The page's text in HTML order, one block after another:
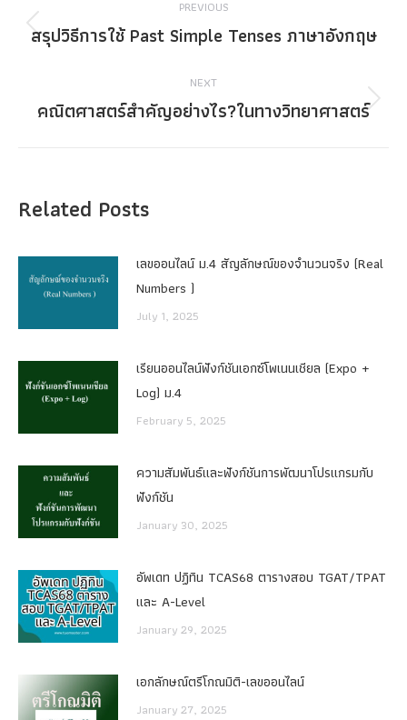
navigation
PREVIOUS
Previous
สรุปวิธีการใช้ Past Simple Tenses ภาษาอังกฤษ
NEXT
Next
คณิตศาสตร์สำคัญอย่างไร?ในทางวิทยาศาสตร์
Related Posts
เลขออนไลน์ ม.4 สัญลักษณ์ของจำนวนจริง (Real
Numbers )
July 1, 2025
เรียนออนไลน์ฟังก์ชันเอกซ์โพเนนเชียล (Expo +
Log) ม.4
February 5, 2025
ความสัมพันธ์และฟังก์ชันการพัฒนาโปรแกรมกับ
ฟังก์ชัน
January 30, 2025
อัพเดท ปฏิทิน TCAS68 ตารางสอบ TGAT/TPAT
และ A-Level
January 29, 2025
เอกลักษณ์ตรีโกณมิติ-เลขออนไลน์
January 27, 2025